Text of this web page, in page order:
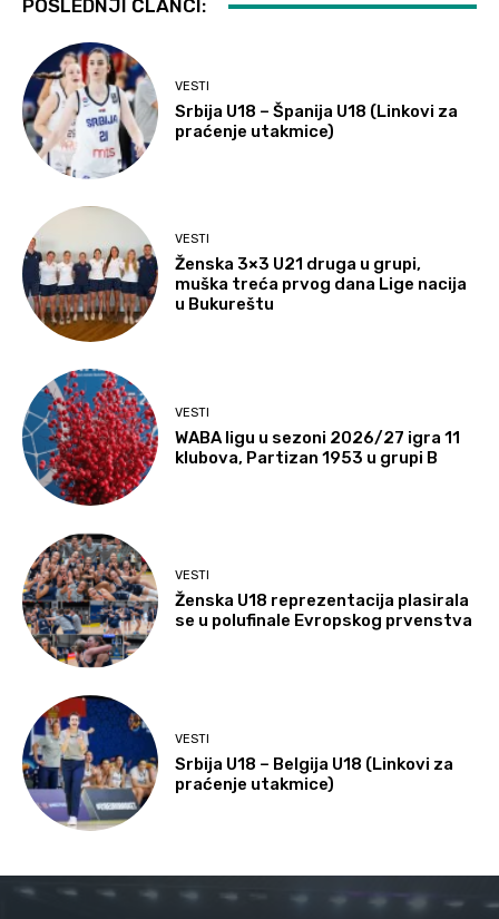
POSLEDNJI ČLANCI:
VESTI
Srbija U18 – Španija U18 (Linkovi za
praćenje utakmice)
VESTI
Ženska 3×3 U21 druga u grupi,
muška treća prvog dana Lige nacija
u Bukureštu
VESTI
WABA ligu u sezoni 2026/27 igra 11
klubova, Partizan 1953 u grupi B
VESTI
Ženska U18 reprezentacija plasirala
se u polufinale Evropskog prvenstva
VESTI
Srbija U18 – Belgija U18 (Linkovi za
praćenje utakmice)